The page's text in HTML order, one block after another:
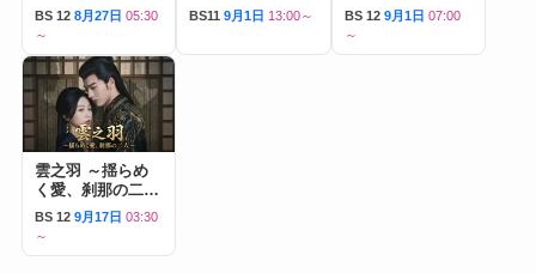
BS 12 8月27日 05:30
～
BS11 9月1日 13:00～ BS 12 9月1日 07:00
～
雲之羽 ～揺らめ
く愛、刹那の二人
～
BS 12 9月17日 03:30
～